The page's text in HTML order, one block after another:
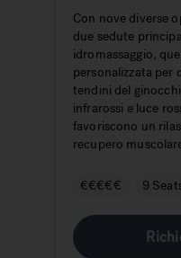
Con nove diverse
due sedute
idromassaggio,
personalizzata per
tendini del
infrarossi e luce
favoriscono un
recupero
€€€€€ 9